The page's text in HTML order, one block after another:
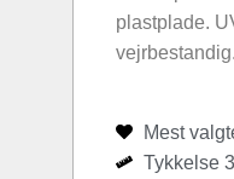
plastplade.
Mest
Tykkelse